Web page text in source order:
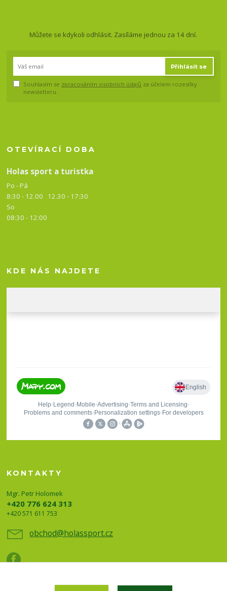
Můžete se kdykoli odhlásit. Zasíláme jednou za 14 dní.
Přihlásit se
Souhlasím se zpracováním osobních údajů za účelem rozesílky
newsletteru.
OTEVÍRACÍ DOBA
Holas sport a turistka
Po - Pá
8:30 - 12.00 12.30 - 17:30
So
08:30 - 12:00
KDE NÁS NAJDETE
KONTAKTY
Mgr. Petr Holomek
+420 776 624 313
+420 571 611 753
obchod@holassport.cz